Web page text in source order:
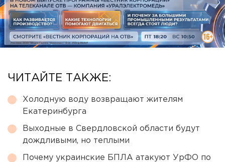
ЧИТАЙТЕ ТАКЖЕ:
Холодную воду возвращают жителям
Екатеринбурга
Выходные в Свердловской области будут
дождливыми, но теплыми
Почему украинские БПЛА атакуют УрФО по